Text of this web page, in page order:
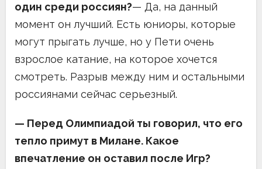
один среди россиян?— Да, на данный
момент он лучший. Есть юниоры, которые
могут прыгать лучше, но у Пети очень
взрослое катание, на которое хочется
смотреть. Разрыв между ним и остальными
россиянами сейчас серьезный.
— Перед Олимпиадой ты говорил, что его
тепло примут в Милане. Какое
впечатление он оставил после Игр?